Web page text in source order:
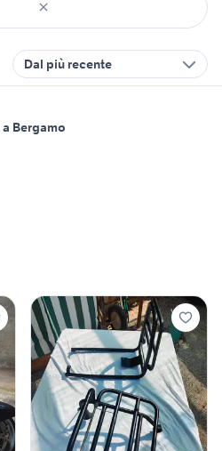
Dal più recente
Bergamo